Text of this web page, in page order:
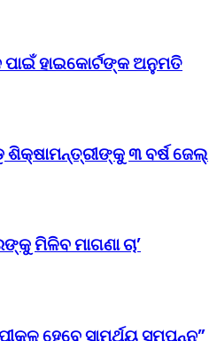
ହାଇକୋର୍ଟଙ୍କ ଅନୁମତି
ଶିକ୍ଷାମନ୍ତ୍ରୀଙ୍କୁ ୩ ବର୍ଷ ଜେଲ୍‌
ମିଳିବ ମାଗଣା ଚା’
ହେବେ ସାମର୍ଥ୍ୟ ସମ୍ପନ୍ନ”